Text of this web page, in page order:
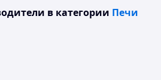
в категории Печи